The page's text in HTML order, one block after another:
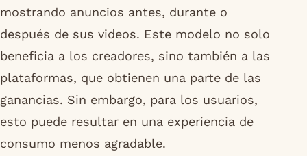
mostrando anuncios antes, durante o
después de sus videos. Este modelo no solo
beneficia a los creadores, sino también a las
plataformas, que obtienen una parte de las
ganancias. Sin embargo, para los usuarios,
esto puede resultar en una experiencia de
consumo menos agradable.